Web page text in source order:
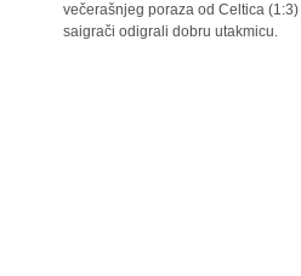
večerašnjeg poraza od Celtica
saigrači odigrali dobru utakmicu.